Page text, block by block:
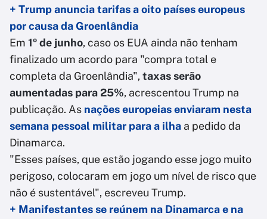
+ Trump anuncia tarifas a oito países europeus
por causa da Groenlândia
Em 1º de junho, caso os EUA ainda não tenham
finalizado um acordo para "compra total e
completa da Groenlândia", taxas serão
aumentadas para 25%, acrescentou Trump na
publicação. As nações europeias enviaram nesta
semana pessoal militar para a ilha a pedido da
Dinamarca.
"Esses países, que estão jogando esse jogo muito
perigoso, colocaram em jogo um nível de risco que
não é sustentável", escreveu Trump.
+ Manifestantes se reúnem na Dinamarca e na